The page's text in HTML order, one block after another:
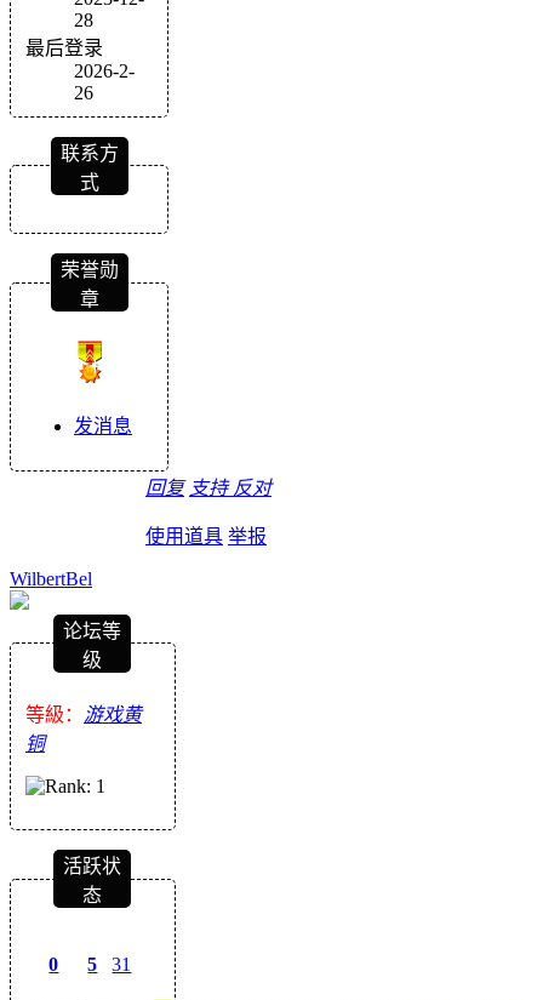
28
最后登录
2026-2-
26
联系方
式
荣誉勋
章
发消息
回复 支持 反对
使用道具 举报
WilbertBel
论坛等
级
等級： 游戏黄
铜
活跃状
态
0 5 31